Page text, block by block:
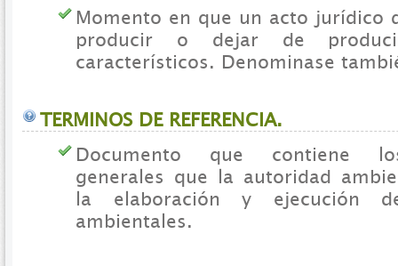
Momento en que un acto jurídico
producir o dejar de
característicos. Denominase
TERMINOS DE REFERENCIA.
Documento que contiene
generales que la autoridad
la elaboración y ejecución
ambientales.